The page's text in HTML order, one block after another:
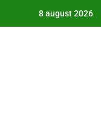
8 august 2026